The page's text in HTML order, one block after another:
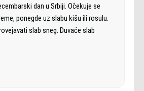
dan u Srbiji. Očekuje se
ponegde uz slabu kišu ili rosulu.
slab sneg. Duvaće slab